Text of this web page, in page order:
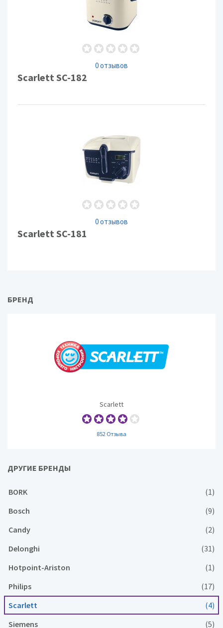
0 отзывов
Scarlett SC-182
0 отзывов
Scarlett SC-181
БРЕНД
Scarlett
852 Отзыва
ДРУГИЕ БРЕНДЫ
BORK
(1)
Bosch
(9)
Candy
(2)
Delonghi
(31)
Hotpoint-Ariston
(1)
Philips
(17)
Scarlett
(4)
Siemens
(5)